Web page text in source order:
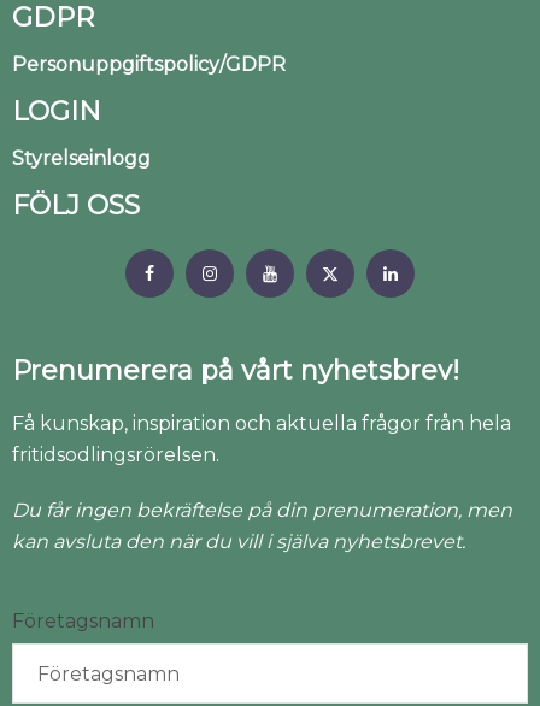
GDPR
Personuppgiftspolicy/GDPR
LOGIN
Styrelseinlogg
FÖLJ OSS
Prenumerera på vårt nyhetsbrev!
Få kunskap, inspiration och aktuella frågor från hela
fritidsodlingsrörelsen.
Du får ingen bekräftelse på din prenumeration, men
kan avsluta den när du vill i själva nyhetsbrevet.
Företagsnamn